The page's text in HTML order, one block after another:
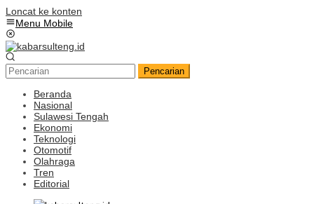
Loncat ke konten
Menu Mobile
Pencarian
Beranda
Nasional
Sulawesi Tengah
Ekonomi
Teknologi
Otomotif
Olahraga
Tren
Editorial